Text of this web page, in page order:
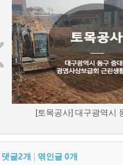
[토목공사] 대구광역시
댓글2개 엮인글 0개